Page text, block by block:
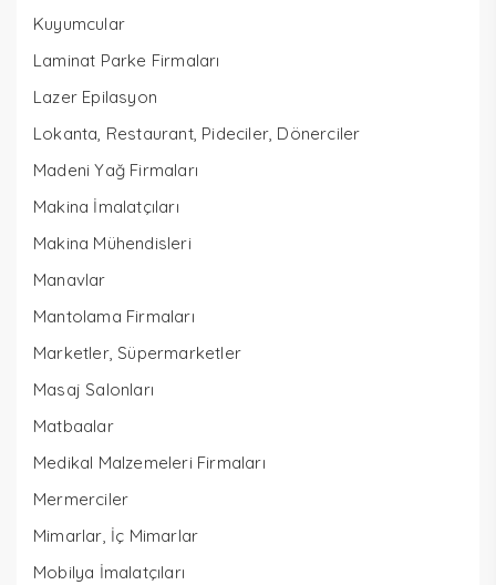
Kuyumcular
Laminat Parke Firmaları
Lazer Epilasyon
Lokanta, Restaurant, Pideciler, Dönerciler
Madeni Yağ Firmaları
Makina İmalatçıları
Makina Mühendisleri
Manavlar
Mantolama Firmaları
Marketler, Süpermarketler
Masaj Salonları
Matbaalar
Medikal Malzemeleri Firmaları
Mermerciler
Mimarlar, İç Mimarlar
Mobilya İmalatçıları